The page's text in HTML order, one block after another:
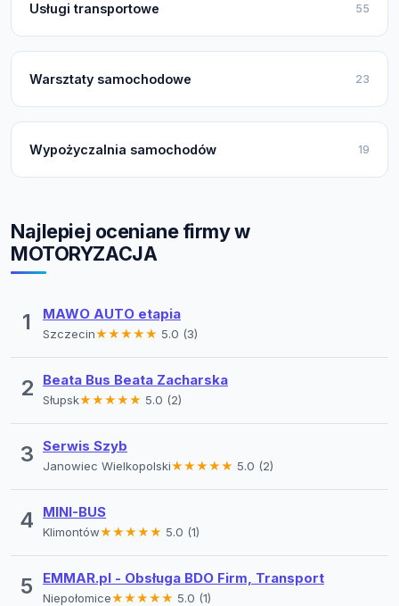
Usługi transportowe 55
Warsztaty samochodowe 23
Wypożyczalnia samochodów 19
Najlepiej oceniane firmy w
MOTORYZACJA
1 MAWO AUTO etapia
Szczecin★★★★★ 5.0 (3)
2 Beata Bus Beata Zacharska
Słupsk★★★★★ 5.0 (2)
3 Serwis Szyb
Janowiec Wielkopolski★★★★★ 5.0 (2)
4 MINI-BUS
Klimontów★★★★★ 5.0 (1)
5 EMMAR.pl - Obsługa BDO Firm, Transport
Niepołomice★★★★★ 5.0 (1)